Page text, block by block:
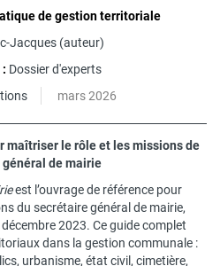
de gestion territoriale
Jacques (auteur)
Dossier d'experts
mars 2026
maîtriser le rôle et les missions de
de mairie
est l’ouvrage de référence pour
du secrétaire général de mairie,
2023. Ce guide complet
dans la gestion communale :
urbanisme, état civil, cimetière,